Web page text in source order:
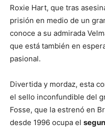
Roxie Hart, que tras
prisión en medio de un
conoce a su admirada
que está también en
pasional.
Divertida y mordaz, esta
el sello inconfundible del
Fosse, que la estrenó en
desde 1996 ocupa el